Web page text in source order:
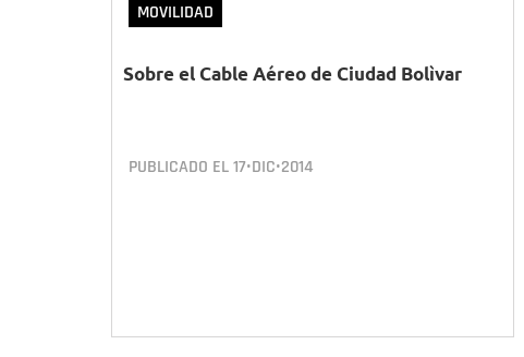
MOVILIDAD
Sobre el Cable Aéreo de Ciudad Bolìvar
PUBLICADO EL17•DIC•2014